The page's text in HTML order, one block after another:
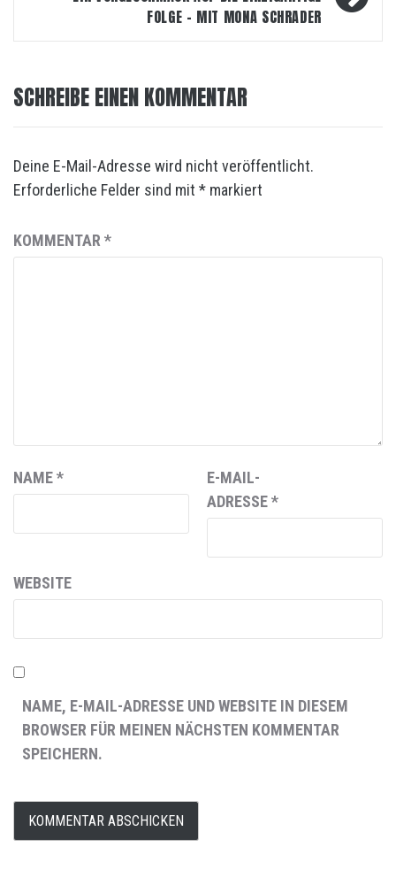
FOLGE – MIT MONA SCHRADER
SCHREIBE EINEN KOMMENTAR
Deine E-Mail-Adresse wird nicht veröffentlicht.
Erforderliche Felder sind mit * markiert
KOMMENTAR *
NAME*
E-MAIL-
ADRESSE*
WEBSITE
NAME, E-MAIL-ADRESSE UND WEBSITE IN DIESEM
BROWSER FÜR MEINEN NÄCHSTEN KOMMENTAR
SPEICHERN.